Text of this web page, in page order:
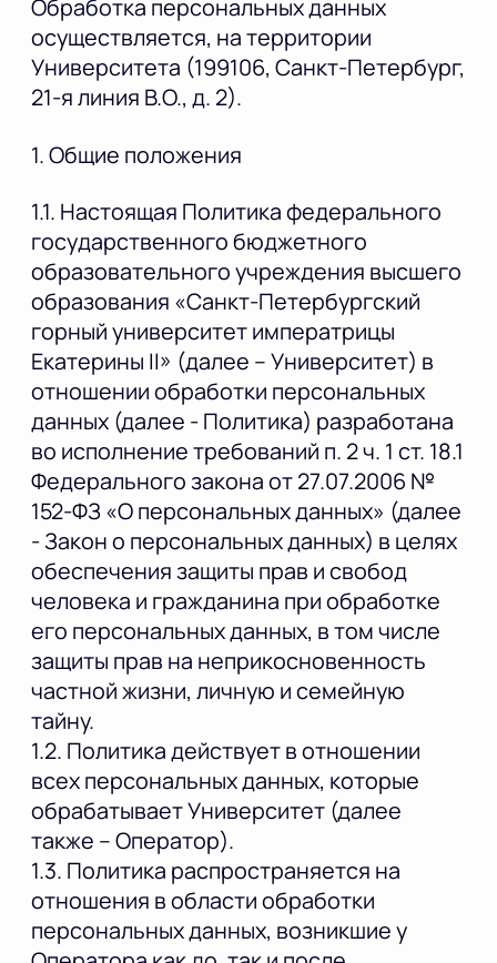
Обработка персональных данных
осуществляется, на территории
Университета (199106, Санкт-Петербург,
21-я линия В.О., д. 2).
1. Общие положения
1.1. Настоящая Политика федерального
государственного бюджетного
образовательного учреждения высшего
образования «Санкт-Петербургский
горный университет императрицы
Екатерины II» (далее – Университет) в
отношении обработки персональных
данных (далее - Политика) разработана
во исполнение требований п. 2 ч. 1 ст. 18.1
Федерального закона от 27.07.2006 №
152-ФЗ «О персональных данных» (далее
- Закон о персональных данных) в целях
обеспечения защиты прав и свобод
человека и гражданина при обработке
его персональных данных, в том числе
защиты прав на неприкосновенность
частной жизни, личную и семейную
тайну.
1.2. Политика действует в отношении
всех персональных данных, которые
обрабатывает Университет (далее
также – Оператор).
1.3. Политика распространяется на
отношения в области обработки
персональных данных, возникшие у